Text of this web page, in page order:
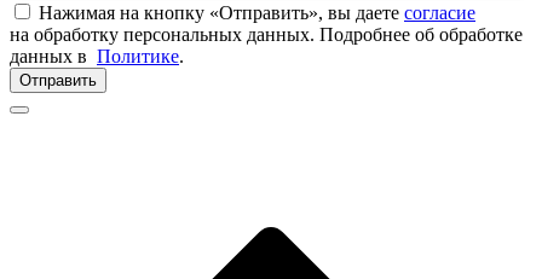
Нажимая на кнопку «Отправить», вы даете согласие
на обработку персональных данных. Подробнее об обработке
данных в Политике.
Отправить